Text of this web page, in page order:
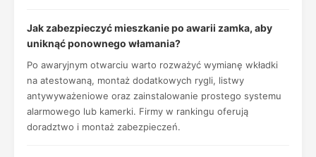
Jak zabezpieczyć mieszkanie po awarii zamka, aby
uniknąć ponownego włamania?
Po awaryjnym otwarciu warto rozważyć wymianę wkładki
na atestowaną, montaż dodatkowych rygli, listwy
antywyważeniowe oraz zainstalowanie prostego systemu
alarmowego lub kamerki. Firmy w rankingu oferują
doradztwo i montaż zabezpieczeń.